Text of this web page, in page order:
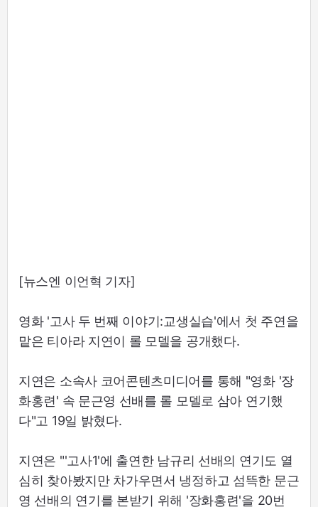
[뉴스엔 이언혁 기자]
영화 '고사 두 번째 이야기:교생실습'에서 첫 주연을
맡은 티아라 지연이 롤 모델을 공개했다.
지연은 소속사 코어콘텐츠미디어를 통해 "영화 '장
화홍련' 속 문근영 선배를 롤 모델로 삼아 연기했
다"고 19일 밝혔다.
지연은 "'고사1'에 출연한 남규리 선배의 연기도 열
심히 찾아봤지만 차가우면서 냉정하고 섬뜩한 문근
영 선배의 연기를 본받기 위해 '장화홍련'을 20번